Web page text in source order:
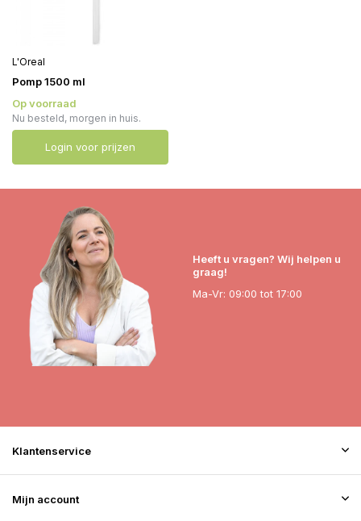
L'Oreal
Pomp 1500 ml
Op voorraad
Nu besteld, morgen in huis.
Login voor prijzen
Heeft u vragen? Wij helpen u
graag!
Ma-Vr: 09:00 tot 17:00
Klantenservice
Mijn account